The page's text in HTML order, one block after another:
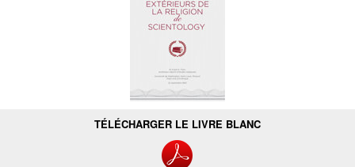
TÉLÉCHARGER LE LIVRE BLANC